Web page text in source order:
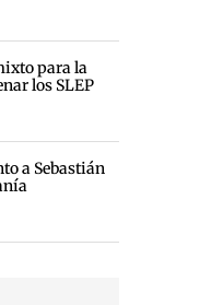
para la
los SLEP
a Sebastián